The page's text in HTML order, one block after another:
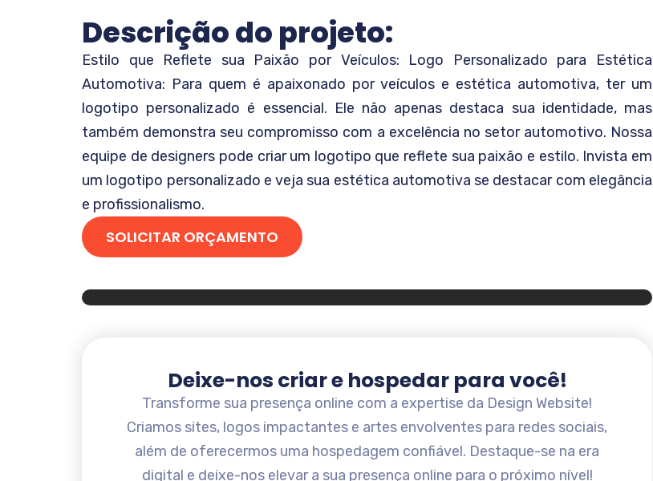
Descrição do projeto:
Estilo que Reflete sua Paixão por Veículos: Logo Personalizado para Estética
Automotiva: Para quem é apaixonado por veículos e estética automotiva, ter um
logotipo personalizado é essencial. Ele não apenas destaca sua identidade, mas
também demonstra seu compromisso com a excelência no setor automotivo. Nossa
equipe de designers pode criar um logotipo que reflete sua paixão e estilo. Invista em
um logotipo personalizado e veja sua estética automotiva se destacar com elegância
e profissionalismo.
SOLICITAR ORÇAMENTO
Deixe-nos criar e hospedar para você!
Transforme sua presença online com a expertise da Design Website!
Criamos sites, logos impactantes e artes envolventes para redes sociais,
além de oferecermos uma hospedagem confiável. Destaque-se na era
digital e deixe-nos elevar a sua presença online para o próximo nível!